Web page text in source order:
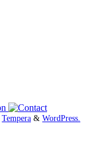
Tempera & WordPress.